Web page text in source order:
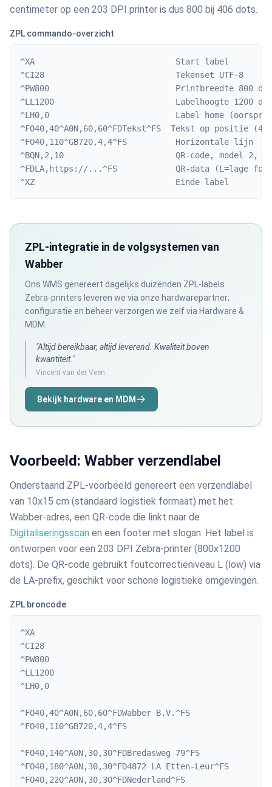
centimeter op een 203 DPI printer is dus 800 bij 406 dots.
ZPL commando-overzicht
^XA                             Start label
^CI28                           Tekenset UTF-8
^PW800                          Printbreedte 800
^LL1200                         Labelhoogte 1200
^LH0,0                          Label home
^FO40,40^A0N,60,60^FDTekst^FS  Tekst op positie
^FO40,110^GB720,4,4^FS          Horizontale lijn
^BQN,2,10                       QR-code, model 2,
^FDLA,https://...^FS            QR-data (L=lage
^XZ                             Einde label
ZPL-integratie in de volgsystemen van
Wabber
Ons WMS genereert dagelijks duizenden ZPL-labels.
Zebra-printers leveren we via onze hardwarepartner;
configuratie en beheer verzorgen we zelf via Hardware &
MDM.
"Altijd bereikbaar, altijd leverend. Kwaliteit boven
kwantiteit."
Vincent van der Veen
Bekijk hardware en MDM
Voorbeeld: Wabber verzendlabel
Onderstaand ZPL-voorbeeld genereert een verzendlabel
van 10x15 cm (standaard logistiek formaat) met het
Wabber-adres, een QR-code die linkt naar de
Digitaliseringsscan en een footer met slogan. Het label is
ontworpen voor een 203 DPI Zebra-printer (800x1200
dots). De QR-code gebruikt foutcorrectieniveau L (low) via
de LA-prefix, geschikt voor schone logistieke omgevingen.
ZPL broncode
^XA
^CI28
^PW800
^LL1200
^LH0,0
^FO40,40^A0N,60,60^FDWabber B.V.^FS
^FO40,110^GB720,4,4^FS
^FO40,140^A0N,30,30^FDBredasweg 79^FS
^FO40,180^A0N,30,30^FD4872 LA Etten-Leur^FS
^FO40,220^A0N,30,30^FDNederland^FS